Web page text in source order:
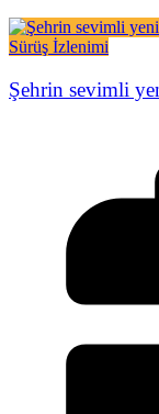
Sürüş İzlenimi
Şehrin sevimli